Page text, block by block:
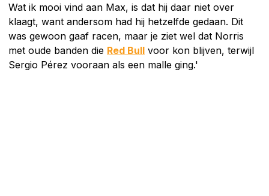
Wat ik mooi vind aan Max, is dat hij daar niet over
klaagt, want andersom had hij hetzelfde gedaan. Dit
was gewoon gaaf racen, maar je ziet wel dat Norris
met oude banden die Red Bull voor kon blijven, terwijl
Sergio Pérez vooraan als een malle ging.'